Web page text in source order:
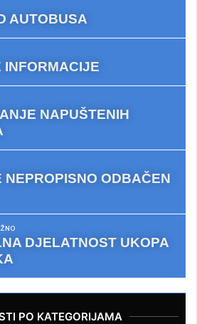
AUTOBUSA
INFORMACIJE
NAPUŠTENIH
NEPROPISNO ODBAČEN
DJELATNOST UKOPA
PO KATEGORIJAMA